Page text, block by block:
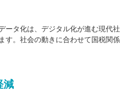
ータ化は、デジタル化が進む現代
す。社会の動きに合わせて国税関
減